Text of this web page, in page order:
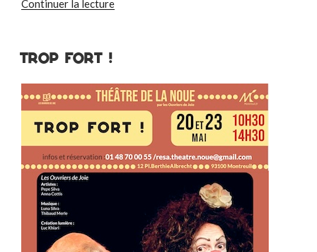
Continuer la lecturede
SÉNÉGALAIS »
TROP FORT !